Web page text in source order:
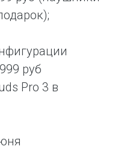
руб
Pro 3 в